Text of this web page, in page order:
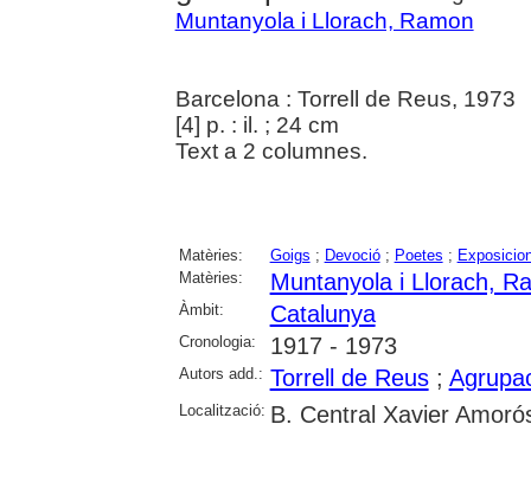
Muntanyola i Llorach, Ramon
Barcelona : Torrell de Reus, 1973
[4] p. : il. ; 24 cm
Text a 2 columnes.
Matèries: Goigs ; Devoció; Poetes ;
Matèries:
Muntanyola i Llorach,
Àmbit: Catalunya
Cronologia: 1917 - 1973
Autors add.: Torrell de Reus;
Localització: B. Central Xavier